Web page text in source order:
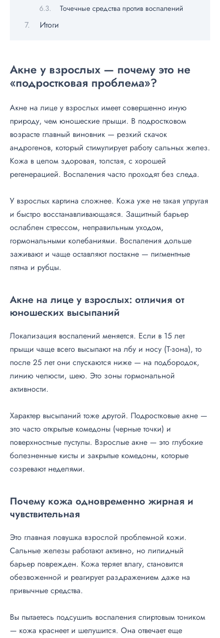
Точечные средства против воспалений
Итоги
Акне у взрослых — почему это не
«подростковая проблема»?
Акне на лице у взрослых имеет совершенно иную
природу, чем юношеские прыщи. В подростковом
возрасте главный виновник — резкий скачок
андрогенов, который стимулирует работу сальных желез.
Кожа в целом здоровая, толстая, с хорошей
регенерацией. Воспаления часто проходят без следа.
У взрослых картина сложнее. Кожа уже не такая упругая
и быстро восстанавливающаяся. Защитный барьер
ослаблен стрессом, неправильным уходом,
гормональными колебаниями. Воспаления дольше
заживают и чаще оставляют постакне — пигментные
пятна и рубцы.
Акне на лице у взрослых: отличия от
юношеских высыпаний
Локализация воспалений меняется. Если в 15 лет
прыщи чаще всего высыпают на лбу и носу (Т-зона), то
после 25 лет они спускаются ниже — на подбородок,
линию челюсти, шею. Это зоны гормональной
активности.
Характер высыпаний тоже другой. Подростковые акне —
это часто открытые комедоны (черные точки) и
поверхностные пустулы. Взрослые акне — это глубокие
болезненные кисты и закрытые комедоны, которые
созревают неделями.
Почему кожа одновременно жирная и
чувствительная
Это главная ловушка взрослой проблемной кожи.
Сальные железы работают активно, но липидный
барьер поврежден. Кожа теряет влагу, становится
обезвоженной и реагирует раздражением даже на
привычные средства.
Вы пытаетесь подсушить воспаления спиртовым тоником
— кожа краснеет и шелушится. Она отвечает еще